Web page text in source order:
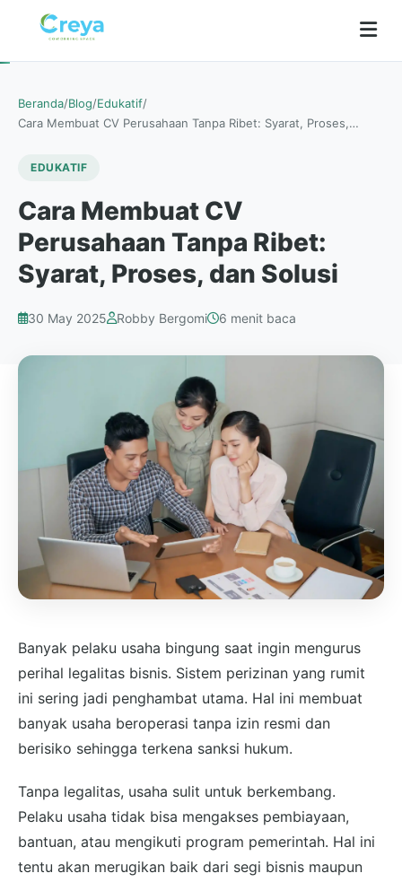
Beranda/Blog/Edukatif/
Cara Membuat CV Perusahaan Tanpa Ribet: Syarat, Proses,…
EDUKATIF
Cara Membuat CV
Perusahaan Tanpa Ribet:
Syarat, Proses, dan Solusi
30 May 2025 Robby Bergomi 6 menit baca
Banyak pelaku usaha bingung saat ingin mengurus
perihal legalitas bisnis. Sistem perizinan yang rumit
ini sering jadi penghambat utama. Hal ini membuat
banyak usaha beroperasi tanpa izin resmi dan
berisiko sehingga terkena sanksi hukum.
Tanpa legalitas, usaha sulit untuk berkembang.
Pelaku usaha tidak bisa mengakses pembiayaan,
bantuan, atau mengikuti program pemerintah. Hal ini
tentu akan merugikan baik dari segi bisnis maupun